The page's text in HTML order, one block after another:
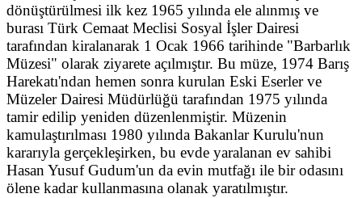
dönüştürülmesi ilk kez 1965 yılında ele alınmış ve
burası Türk Cemaat Meclisi Sosyal İşler Dairesi
tarafından kiralanarak 1 Ocak 1966 tarihinde "Barbarlık
Müzesi" olarak ziyarete açılmıştır. Bu müze, 1974 Barış
Harekatı'ndan hemen sonra kurulan Eski Eserler ve
Müzeler Dairesi Müdürlüğü tarafından 1975 yılında
tamir edilip yeniden düzenlenmiştir. Müzenin
kamulaştırılması 1980 yılında Bakanlar Kurulu'nun
kararıyla gerçekleşirken, bu evde yaralanan ev sahibi
Hasan Yusuf Gudum'un da evin mutfağı ile bir odasını
ölene kadar kullanmasına olanak yaratılmıştır.